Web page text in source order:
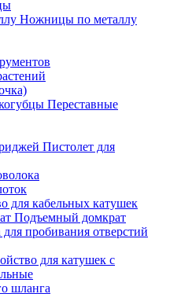
Ножницы по металлу
Переставные
Пистолет для
для кабельных катушек
Подъемный домкрат
пробивания отверстий
для катушек с
шланга